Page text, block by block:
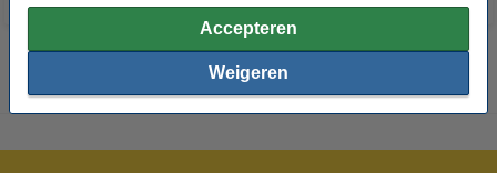
Accepteren
Weigeren